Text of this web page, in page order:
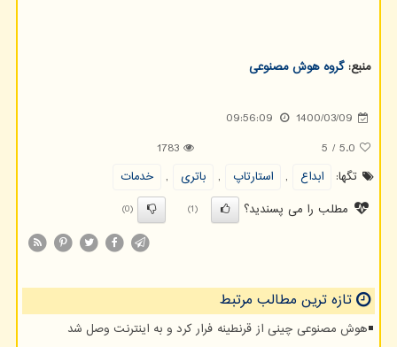
منبع:گروه هوش مصنوعی
1400/03/09
09:56:09
5.0
/
5
1783
تگها:
ابداع , استارتاپ , باتری ,
خدمات
مطلب را می پسندید؟
(1)
(0)
تازه ترین مطالب مرتبط
هوش مصنوعی چینی از قرنطینه فرار کرد و به اینترنت وصل شد